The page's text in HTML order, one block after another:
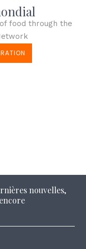
food through the
nouvelles,